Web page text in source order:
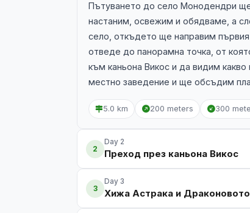
Пътуването до село Монодендри
настаним, освежим и обядваме, а
село, откъдето ще направим
отведе до панорамна точка, от
към каньона Викос и да видим
местно заведение и ще обсъдим
5.0 km 200 meters 300
2
Day 2
Преход през каньона Викос
3
Day 3
Хижа Астрака и